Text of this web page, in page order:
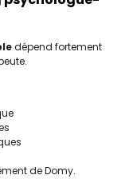
dépend fortement
deDomy.